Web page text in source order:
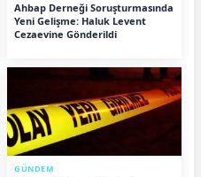
Ahbap Derneği Soruşturmasında
Yeni Gelişme: Haluk Levent
Cezaevine Gönderildi
GÜNDEM